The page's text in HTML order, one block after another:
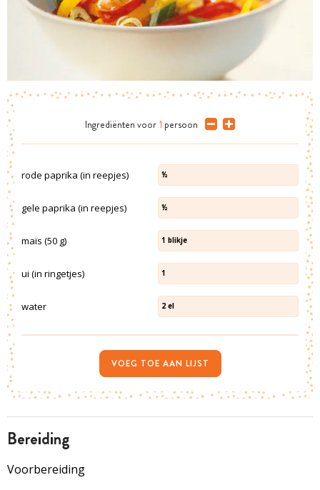
bereiding
Voorbereiding
Ingrediënten voor 1 persoon
rode paprika (in reepjes) ½
gele paprika (in reepjes) ½
maïs (50 g) 1 blikje
ui (in ringetjes) 1
water 2 el
VOEG TOE AAN LIJST